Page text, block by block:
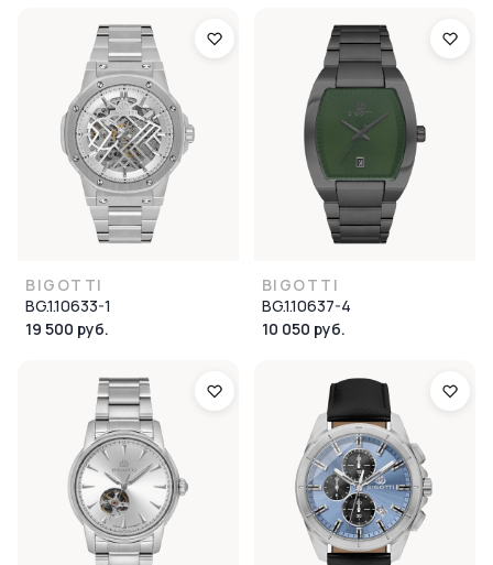
BIGOTTI
BG.1.10633-1
19 500 руб.
BIGOTTI
BG.1.10637-4
10 050 руб.